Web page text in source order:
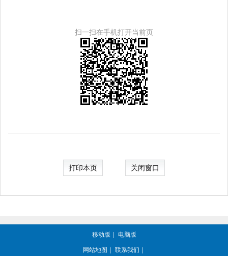
扫一扫在手机打开当前页
打印本页 关闭窗口
移动版 ｜ 电脑版
网站地图 ｜ 联系我们 ｜